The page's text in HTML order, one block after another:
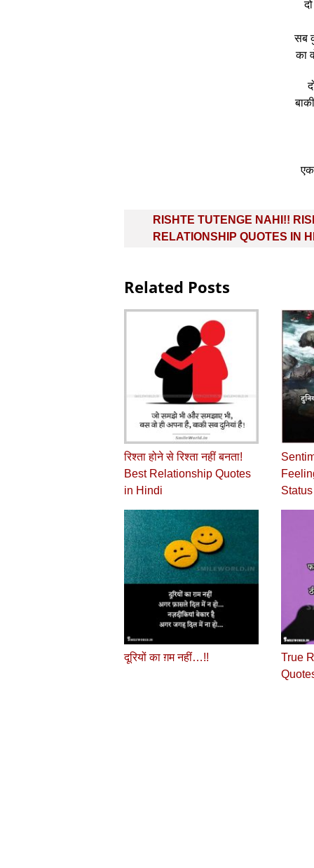
सब
का
एक
Post
navigation
RISHTE TUTENGE NAHI!!
RELATIONSHIP QUOTES IN
Related Posts
रिश्ता होने से रिश्ता नहीं बनता!
Best Relationship Quotes
in Hindi
Status
दूरियों का ग़म नहीं…!!
True